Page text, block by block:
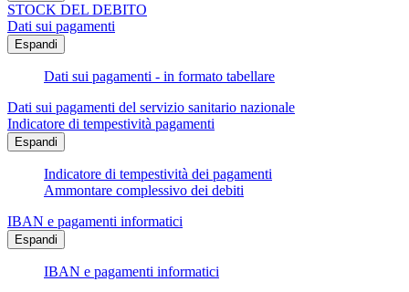
STOCK DEL DEBITO
Dati sui pagamenti
Espandi
Dati sui pagamenti - in formato tabellare
Dati sui pagamenti del servizio sanitario nazionale
Indicatore di tempestività pagamenti
Espandi
Indicatore di tempestività dei pagamenti
Ammontare complessivo dei debiti
IBAN e pagamenti informatici
Espandi
IBAN e pagamenti informatici